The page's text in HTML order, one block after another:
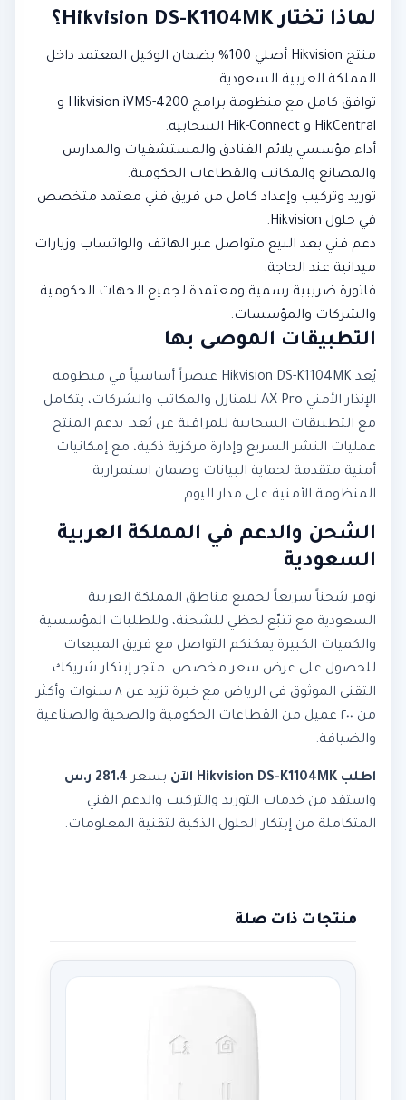
لماذا تختار Hikvision DS-K1104MK؟
منتج Hikvision أصلي 100% بضمان الوكيل المعتمد داخل
المملكة العربية السعودية.
توافق كامل مع منظومة برامج Hikvision iVMS-4200 و
HikCentral و Hik-Connect السحابية.
أداء مؤسسي يلائم الفنادق والمستشفيات والمدارس
والمصانع والمكاتب والقطاعات الحكومية.
توريد وتركيب وإعداد كامل من فريق فني معتمد متخصص
في حلول Hikvision.
دعم فني بعد البيع متواصل عبر الهاتف والواتساب وزيارات
ميدانية عند الحاجة.
فاتورة ضريبية رسمية ومعتمدة لجميع الجهات الحكومية
والشركات والمؤسسات.
التطبيقات الموصى بها
يُعد Hikvision DS-K1104MK عنصراً أساسياً في منظومة
الإنذار الأمني AX Pro للمنازل والمكاتب والشركات، يتكامل
مع التطبيقات السحابية للمراقبة عن بُعد. يدعم المنتج
عمليات النشر السريع وإدارة مركزية ذكية، مع إمكانيات
أمنية متقدمة لحماية البيانات وضمان استمرارية
المنظومة الأمنية على مدار اليوم.
الشحن والدعم في المملكة العربية
السعودية
نوفر شحناً سريعاً لجميع مناطق المملكة العربية
السعودية مع تتبّع لحظي للشحنة، وللطلبات المؤسسية
والكميات الكبيرة يمكنكم التواصل مع فريق المبيعات
للحصول على عرض سعر مخصص. متجر إبتكار شريكك
التقني الموثوق في الرياض مع خبرة تزيد عن ٨ سنوات وأكثر
من ٢٠٠ عميل من القطاعات الحكومية والصحية والصناعية
والضيافة.
اطلب Hikvision DS-K1104MK الآن بسعر 281.4 ر.س
واستفد من خدمات التوريد والتركيب والدعم الفني
المتكاملة من إبتكار الحلول الذكية لتقنية المعلومات.
منتجات ذات صلة